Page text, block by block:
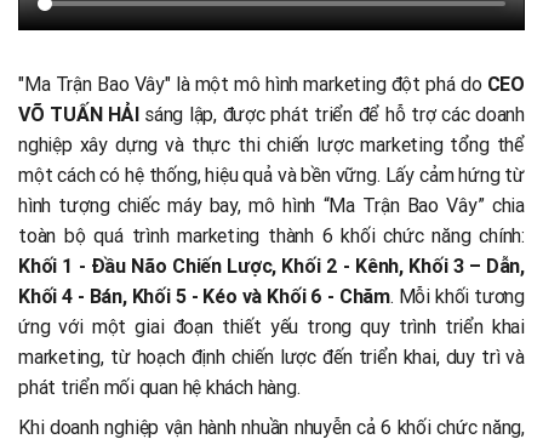
"Ma Trận Bao Vây" là một mô hình marketing đột phá do CEO
VÕ TUẤN HẢIsáng lập, được phát triển để hỗ trợ các doanh
nghiệp xây dựng và thực thi chiến lược marketing tổng thể
một cách có hệ thống, hiệu quả và bền vững. Lấy cảm hứng từ
hình tượng chiếc máy bay, mô hình “Ma Trận Bao Vây” chia
toàn bộ quá trình marketing thành 6 khối chức năng chính:
Khối 1 - Đầu Não Chiến Lược, Khối 2 - Kênh, Khối 3 – Dẫn,
Khối 4 - Bán, Khối 5 - Kéo và Khối 6 - Chăm. Mỗi khối tương
ứng với một giai đoạn thiết yếu trong quy trình triển khai
marketing, từ hoạch định chiến lược đến triển khai, duy trì và
phát triển mối quan hệ khách hàng.
Khi doanh nghiệp vận hành nhuần nhuyễn cả 6 khối chức năng,